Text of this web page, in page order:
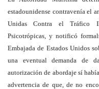
estadounidense contravenía el
Unidas Contra el Tráfico
Psicotrópicas, y notificó
Embajada de Estados Unidos
una eventual demanda de
autorización de abordaje sí
advertencia de que, de no